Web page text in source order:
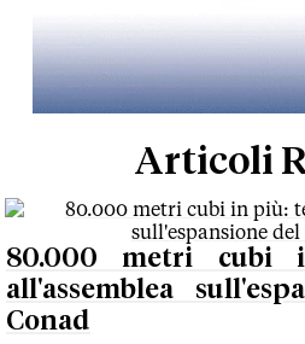
Articoli
80.000 metri cubi
all'assemblea
Conad